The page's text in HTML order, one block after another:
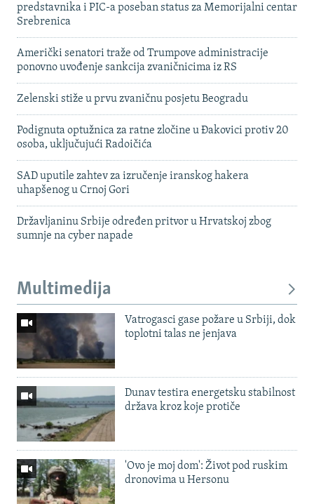
predstavnika i PIC-a poseban status za Memorijalni centar
Srebrenica
Američki senatori traže od Trumpove administracije
ponovno uvođenje sankcija zvaničnicima iz RS
Zelenski stiže u prvu zvaničnu posjetu Beogradu
Podignuta optužnica za ratne zločine u Đakovici protiv 20
osoba, uključujući Radoičića
SAD uputile zahtev za izručenje iranskog hakera
uhapšenog u Crnoj Gori
Državljaninu Srbije određen pritvor u Hrvatskoj zbog
sumnje na cyber napade
Multimedija
Vatrogasci gase požare u Srbiji, dok
toplotni talas ne jenjava
Dunav testira energetsku stabilnost
država kroz koje protiče
'Ovo je moj dom': Život pod ruskim
dronovima u Hersonu